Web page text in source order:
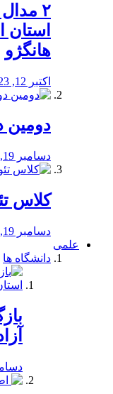
استان
هانگژو
اکتبر 12, 2023
دومین
دسامبر 19, 2019
کلاس
دسامبر 19, 2019
علمی
دانشگاه ها
دسامبر 25,